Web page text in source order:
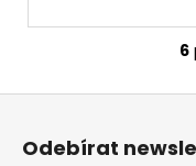
6
Odebírat